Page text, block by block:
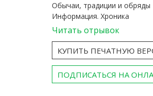
Обычаи, традиции и обряды
Информация. Хроника
Читать отрывок
КУПИТЬ ПЕЧАТНУЮ
ПОДПИСАТЬСЯ НА